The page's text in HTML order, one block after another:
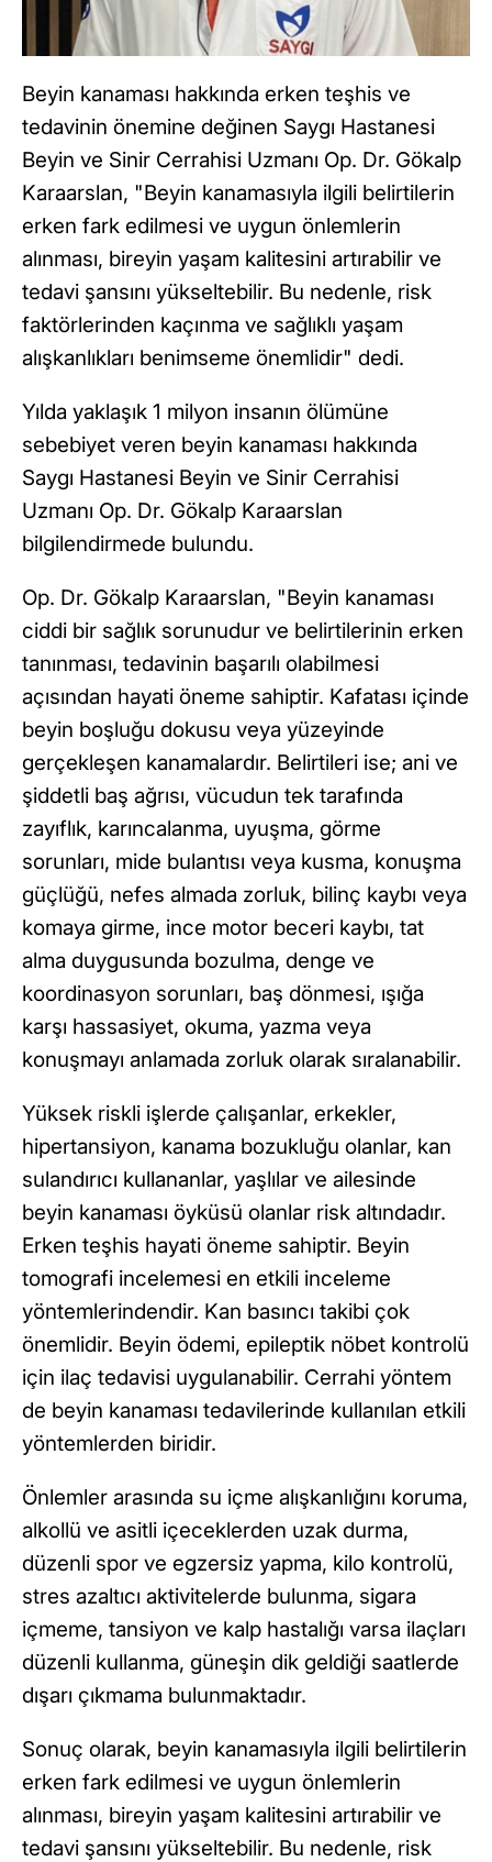
Beyin kanaması hakkında erken teşhis ve
tedavinin önemine değinen Saygı Hastanesi
Beyin ve Sinir Cerrahisi Uzmanı Op. Dr. Gökalp
Karaarslan, "Beyin kanamasıyla ilgili belirtilerin
erken fark edilmesi ve uygun önlemlerin
alınması, bireyin yaşam kalitesini artırabilir ve
tedavi şansını yükseltebilir. Bu nedenle, risk
faktörlerinden kaçınma ve sağlıklı yaşam
alışkanlıkları benimseme önemlidir" dedi.
Yılda yaklaşık 1 milyon insanın ölümüne
sebebiyet veren beyin kanaması hakkında
Saygı Hastanesi Beyin ve Sinir Cerrahisi
Uzmanı Op. Dr. Gökalp Karaarslan
bilgilendirmede bulundu.
Op. Dr. Gökalp Karaarslan, "Beyin kanaması
ciddi bir sağlık sorunudur ve belirtilerinin erken
tanınması, tedavinin başarılı olabilmesi
açısından hayati öneme sahiptir. Kafatası içinde
beyin boşluğu dokusu veya yüzeyinde
gerçekleşen kanamalardır. Belirtileri ise; ani ve
şiddetli baş ağrısı, vücudun tek tarafında
zayıflık, karıncalanma, uyuşma, görme
sorunları, mide bulantısı veya kusma, konuşma
güçlüğü, nefes almada zorluk, bilinç kaybı veya
komaya girme, ince motor beceri kaybı, tat
alma duygusunda bozulma, denge ve
koordinasyon sorunları, baş dönmesi, ışığa
karşı hassasiyet, okuma, yazma veya
konuşmayı anlamada zorluk olarak sıralanabilir.
Yüksek riskli işlerde çalışanlar, erkekler,
hipertansiyon, kanama bozukluğu olanlar, kan
sulandırıcı kullananlar, yaşlılar ve ailesinde
beyin kanaması öyküsü olanlar risk altındadır.
Erken teşhis hayati öneme sahiptir. Beyin
tomografi incelemesi en etkili inceleme
yöntemlerindendir. Kan basıncı takibi çok
önemlidir. Beyin ödemi, epileptik nöbet kontrolü
için ilaç tedavisi uygulanabilir. Cerrahi yöntem
de beyin kanaması tedavilerinde kullanılan etkili
yöntemlerden biridir.
Önlemler arasında su içme alışkanlığını koruma,
alkollü ve asitli içeceklerden uzak durma,
düzenli spor ve egzersiz yapma, kilo kontrolü,
stres azaltıcı aktivitelerde bulunma, sigara
içmeme, tansiyon ve kalp hastalığı varsa ilaçları
düzenli kullanma, güneşin dik geldiği saatlerde
dışarı çıkmama bulunmaktadır.
Sonuç olarak, beyin kanamasıyla ilgili belirtilerin
erken fark edilmesi ve uygun önlemlerin
alınması, bireyin yaşam kalitesini artırabilir ve
tedavi şansını yükseltebilir. Bu nedenle, risk